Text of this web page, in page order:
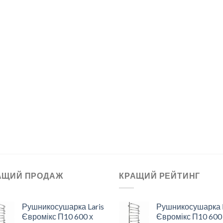
ПРОДАЖ
Рушникосушарка Laris
Євромікс П10 600 х
КРАЩИЙ РЕЙТИНГ
Рушникосушарка
Євромікс П10 600